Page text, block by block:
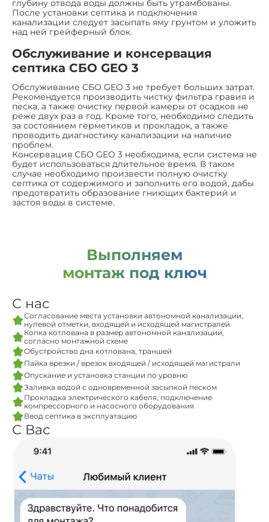
глубину отвода воды должны быть утрамбованы.
После установки септика и подключения
канализации следует засыпать яму грунтом и уложить
над ней грейферный блок.
Обслуживание и консервация
септика СБО GEO 3
Обслуживание СБО GEO 3 не требует больших затрат.
Рекомендуется производить чистку фильтра гравия и
песка, а также очистку первой камеры от осадков не
реже двух раз в год. Кроме того, необходимо следить
за состоянием герметиков и прокладок, а также
проводить диагностику канализации на наличие
проблем.
Консервация СБО GEO 3 необходима, если система не
будет использоваться длительное время. В таком
случае необходимо произвести полную очистку
септика от содержимого и заполнить его водой, дабы
предотвратить образование гниющих бактерий и
застоя воды в системе.
Выполняем
монтаж под ключ
С нас
Согласование места установки автономной канализации,
нулевой отметки, входящей и исходящей магистралей
Копка котлована в размер автономной канализации,
согласно монтажной схеме
Обустройство дна котлована, траншей
Пайка врезки / врезок входящей / исходящей магистрали
Опускание и установка станции по уровню
Заливка водой с одновременной засыпкой песком
Прокладка электрического кабеля, подключение
компрессорного и насосного оборудования
Ввод септика в эксплуатацию
С Вас